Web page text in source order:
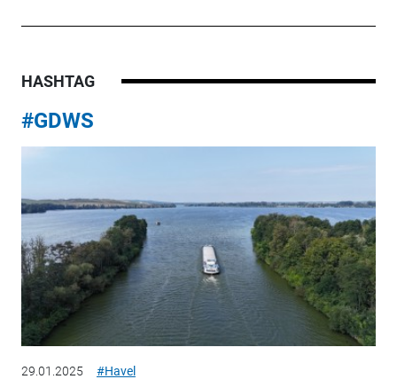
HASHTAG
#GDWS
29.01.2025 #Havel